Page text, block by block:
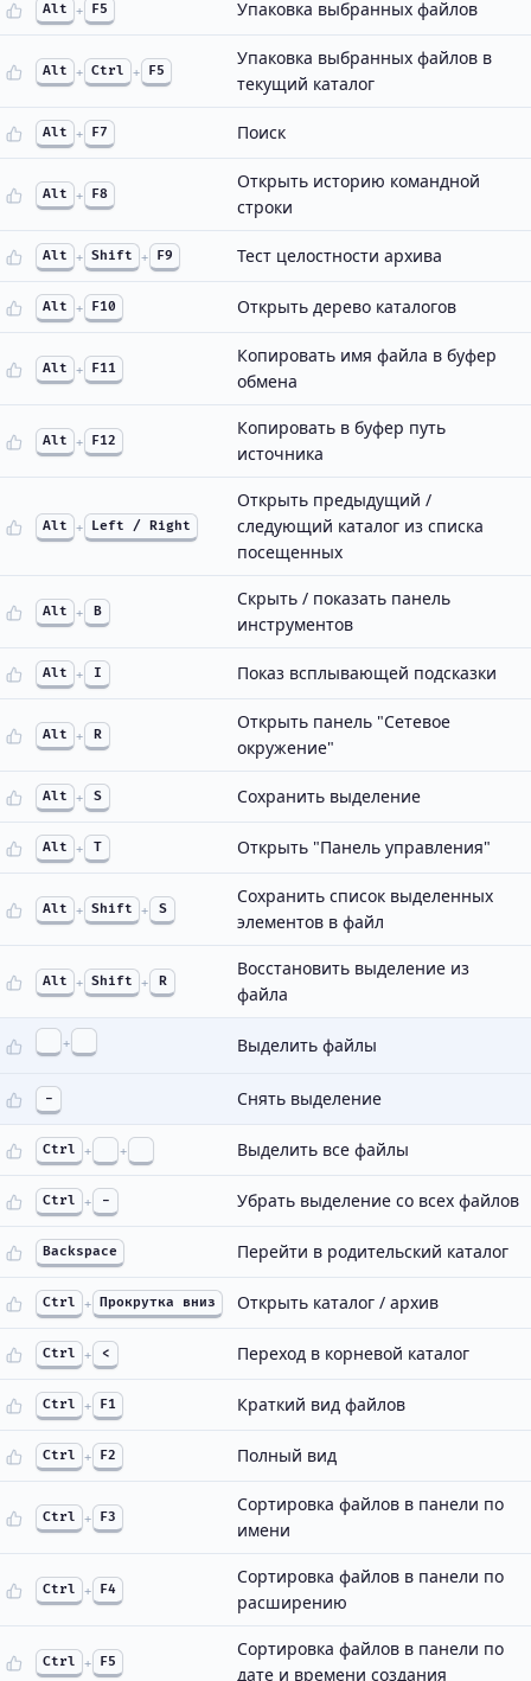
Alt + F5 Упаковка выбранных файлов
Alt + Ctrl + F5
Упаковка выбранных файлов в
текущий каталог
Alt + F7 Поиск
Alt + F8
Открыть историю командной
строки
Alt + Shift + F9 Тест целостности архива
Alt + F10 Открыть дерево каталогов
Alt + F11
Копировать имя файла в буфер
обмена
Alt + F12
Копировать в буфер путь
источника
Alt + Left / Right
Открыть предыдущий /
следующий каталог из списка
посещенных
Alt + B
Скрыть / показать панель
инструментов
Alt + I Показ всплывающей подсказки
Alt + R
Открыть панель "Сетевое
окружение"
Alt + S Сохранить выделение
Alt + T Открыть "Панель управления"
Alt + Shift + S
Сохранить список выделенных
элементов в файл
Alt + Shift + R
Восстановить выделение из
файла
+ Выделить файлы
- Снять выделение
Ctrl + + Выделить все файлы
Ctrl + - Убрать выделение со всех файлов
Backspace Перейти в родительский каталог
Ctrl + Прокрутка вниз Открыть каталог / архив
Ctrl + < Переход в корневой каталог
Ctrl + F1 Краткий вид файлов
Ctrl + F2 Полный вид
Ctrl + F3
Сортировка файлов в панели по
имени
Ctrl + F4
Сортировка файлов в панели по
расширению
Ctrl + F5
Сортировка файлов в панели по
дате и времени создания